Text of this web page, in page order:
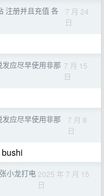
注册并且充值 各
7 月 24
日
应尽早使用非那 7 月 15
日
应尽早使用非那
7 月 8
日
小龙打电 2025 年 7 月 15
日